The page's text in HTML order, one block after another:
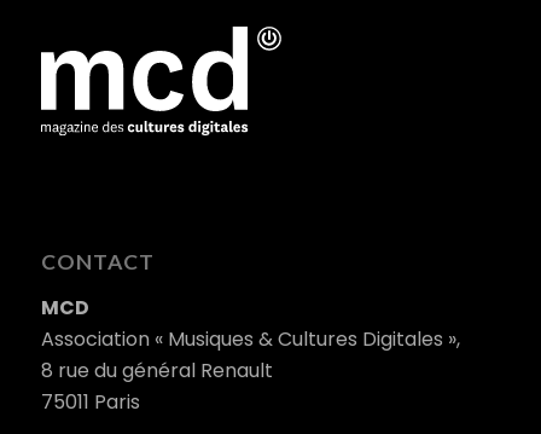
CONTACT
MCD
Association « Musiques & Cultures Digitales »,
8 rue du général Renault
75011 Paris